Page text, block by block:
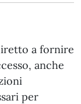
a fornire
anche
per